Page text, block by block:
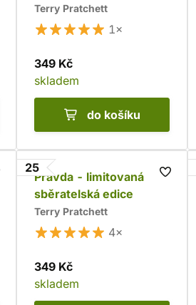
Terry Pratchett
1×
349 Kč
skladem
do košíku
25
Pravda - limitovaná
sběratelská edice
Terry Pratchett
4×
349 Kč
skladem